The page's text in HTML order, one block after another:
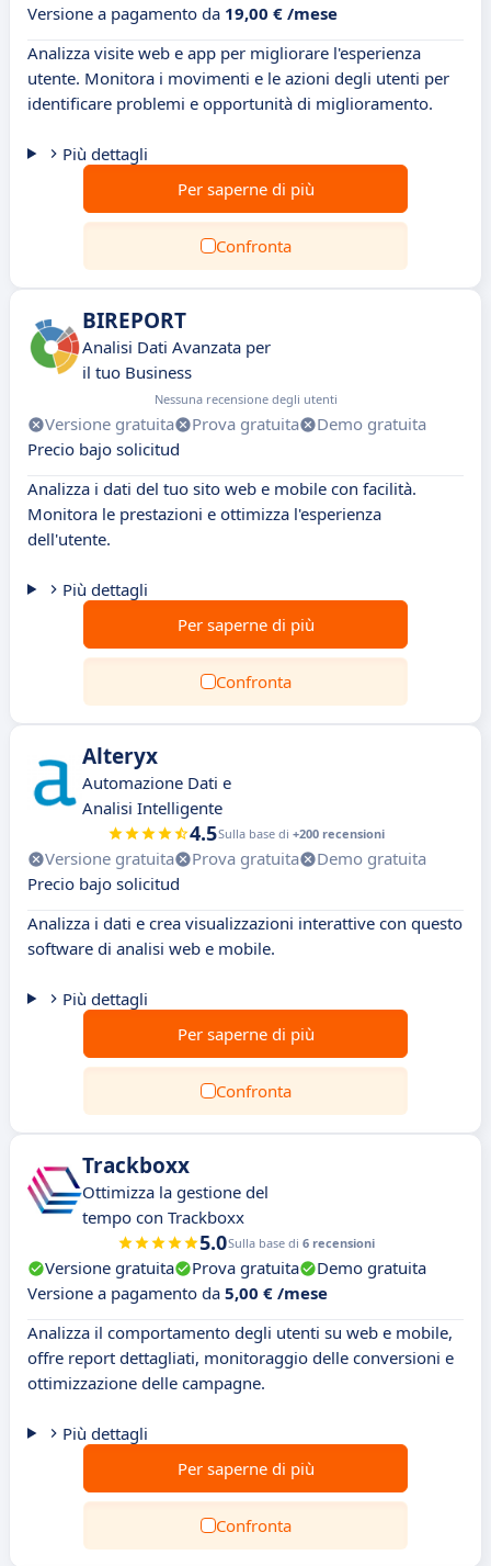
Versione a pagamento da 19,00 € /mese
Analizza visite web e app per migliorare l'esperienza
utente. Monitora i movimenti e le azioni degli utenti per
identificare problemi e opportunità di miglioramento.
Più dettagli
Per saperne di più
Confronta
BIREPORT
Analisi Dati Avanzata per
il tuo Business
Nessuna recensione degli utenti
Versione gratuita Prova gratuita
Demo gratuita
Precio bajo solicitud
Analizza i dati del tuo sito web e mobile con facilità.
Monitora le prestazioni e ottimizza l'esperienza
dell'utente.
Più dettagli
Per saperne di più
Confronta
Alteryx
Automazione Dati e
Analisi Intelligente
4.5Sulla base di +200 recensioni
Versione gratuita Prova gratuita
Demo gratuita
Precio bajo solicitud
Analizza i dati e crea visualizzazioni interattive con questo
software di analisi web e mobile.
Più dettagli
Per saperne di più
Confronta
Trackboxx
Ottimizza la gestione del
tempo con Trackboxx
5.0Sulla base di 6 recensioni
Versione gratuita Prova gratuita
Demo gratuita
Versione a pagamento da 5,00 € /mese
Analizza il comportamento degli utenti su web e mobile,
offre report dettagliati, monitoraggio delle conversioni e
ottimizzazione delle campagne.
Più dettagli
Per saperne di più
Confronta